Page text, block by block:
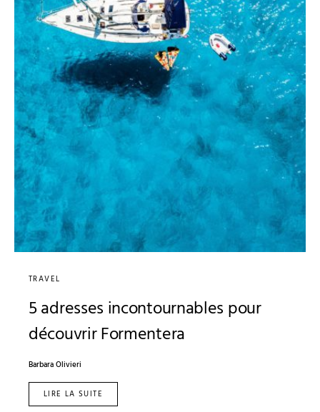
TRAVEL
5 adresses incontournables pour
découvrir Formentera
Barbara Olivieri
LIRE LA SUITE